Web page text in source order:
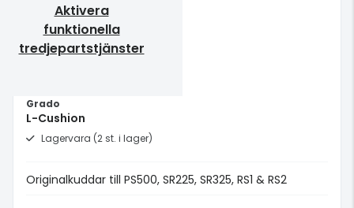
Aktivera
funktionella
tredjepartstjänster
Grado
L-Cushion
Lagervara (2 st. i lager)
Originalkuddar till PS500, SR225, SR325, RS1 & RS2